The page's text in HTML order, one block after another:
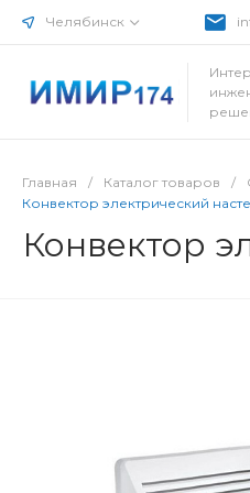
Челябинск
Главная / Каталог товаров /
Конвектор электрический
Конвектор